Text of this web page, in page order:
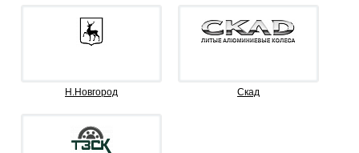
Н.Новгород Скад